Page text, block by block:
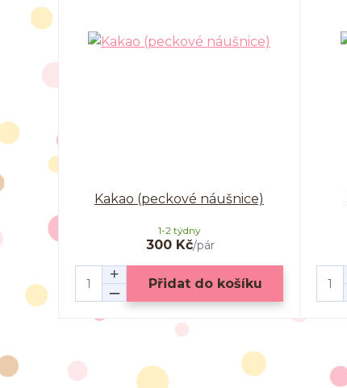
Kakao (peckové náušnice)
300 Kč/pár
1-2 týdny
Přidat do košíku